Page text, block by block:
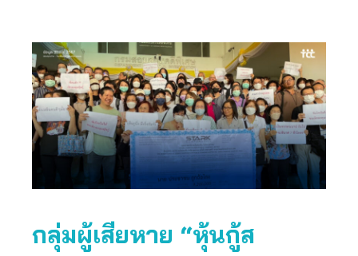
กลุ่มผู้เสียหาย “หุ้นกู้ส